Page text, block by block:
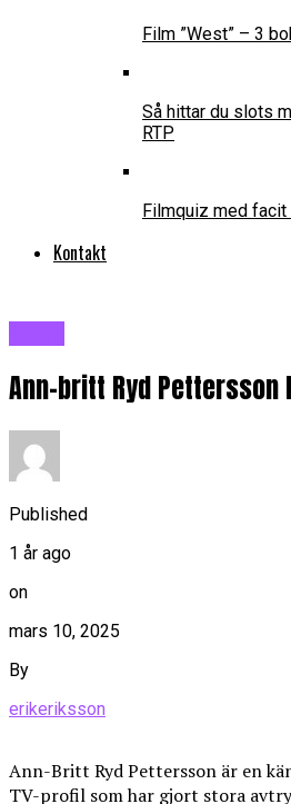
Film ”West” – 3
Så hittar du slots
RTP
Filmquiz med
Kontakt
Ann-britt Ryd Pettersson
Published
1 år ago
on
mars 10, 2025
By
erikeriksson
Ann-Britt Ryd Pettersson är en
TV-profil som har gjort stora